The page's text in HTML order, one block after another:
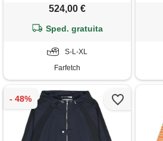
524,00 €
Sped. gratuita
S-L-XL
Farfetch